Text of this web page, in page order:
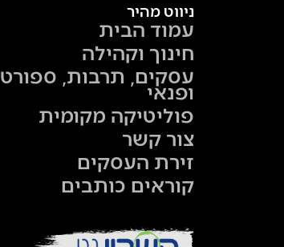
ניווט מהיר
עמוד הבית
חינוך וקהילה
עסקים, תרבות, ספורט
ופנאי
פוליטיקה מקומית
צור קשר
זירת העסקים
קוראים כותבים